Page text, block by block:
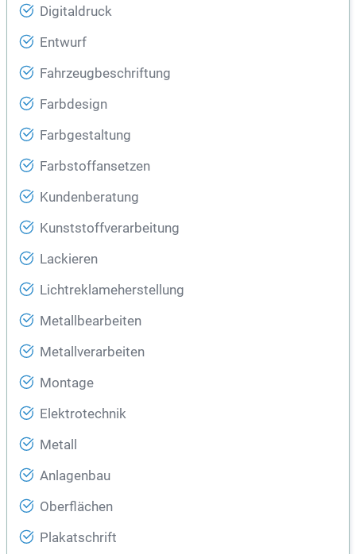
Digitaldruck
Entwurf
Fahrzeugbeschriftung
Farbdesign
Farbgestaltung
Farbstoffansetzen
Kundenberatung
Kunststoffverarbeitung
Lackieren
Lichtreklameherstellung
Metallbearbeiten
Metallverarbeiten
Montage
Elektrotechnik
Metall
Anlagenbau
Oberflächen
Plakatschrift